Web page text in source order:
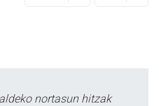
nortasun hitzak